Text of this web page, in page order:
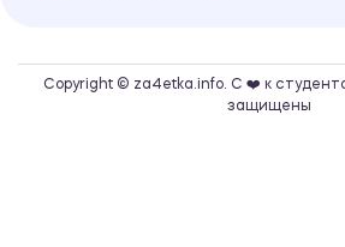
Copyright © za4etka.info. С ❤️ к
защищены